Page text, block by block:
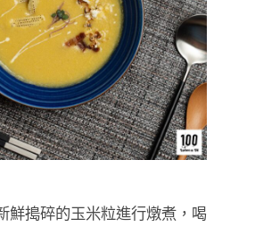
鮮搗碎的玉米粒進行燉煮，喝